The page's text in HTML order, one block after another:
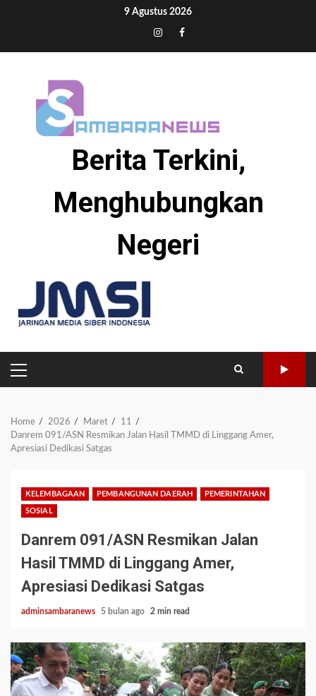
9 Agustus 2026
Tiktok
InstagramFacebook
Berita Terkini,
Menghubungkan
Negeri
PRIMARY
MENU
Home 2026 Maret
11
Danrem 091/ASN Resmikan Jalan Hasil TMMD di Linggang Amer,
Apresiasi Dedikasi Satgas
KELEMBAGAAN PEMBANGUNAN DAERAH PEMERINTAHAN
SOSIAL
Danrem 091/ASN Resmikan Jalan
Hasil TMMD di Linggang Amer,
Apresiasi Dedikasi Satgas
adminsambaranews 5 bulan ago 2 min read